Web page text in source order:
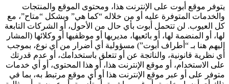
يتوفر موقع أبوت على الإنترنت هذا، ومحتوى الموقع والمنتجات
والخدمات المتوفرة عليه أو من خلاله “كما هي” وبشكل “متاح”، مع
كل العيوب. لن تتحمل أبوت بأي حال من الأحول، أو الشركات التابعة
لها، أو المنضمة لها، أو بائعيها، مديريها أو موظفيها أو وكلائها (المشار
إليهم هنا بـ “أطراف أبوت”) مسؤولية أي أضرار من أي نوع، بموجب
أي نظرية قانونية، والناتجة عن أو تتعلق باستخدامك، أو عدم قدرتك
على الاستخدام، أو موقع الإنترنت هذا، أو هذا المحتوى، أو أي خدمات
متوفر على أو عبر موقع الإنترنت هذا أو أي موقع مرتبط به، بما في